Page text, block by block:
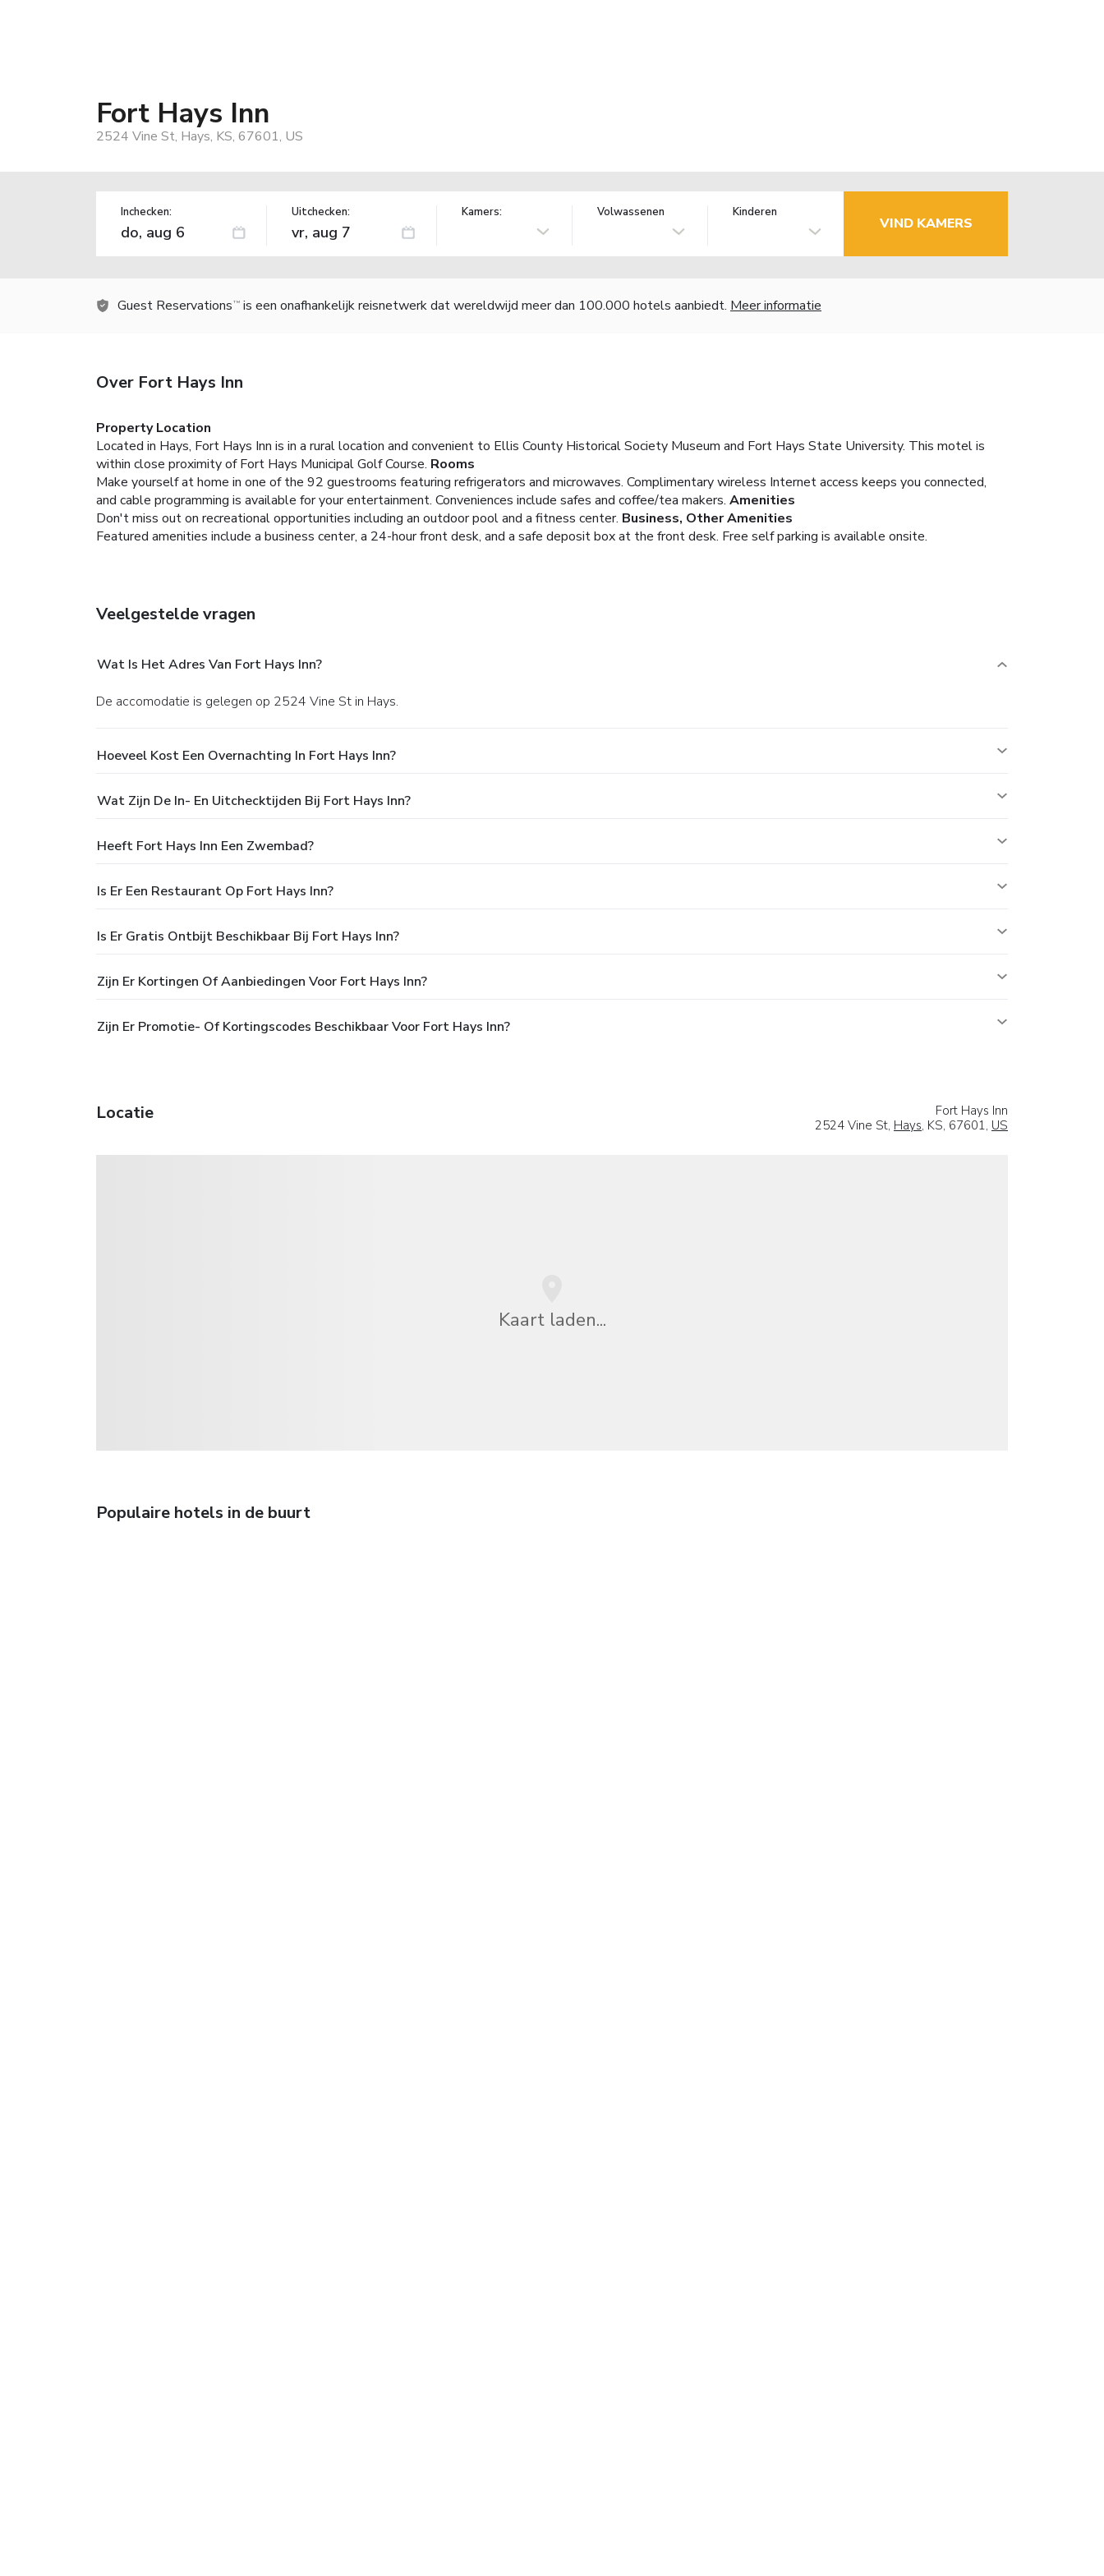
Fort Hays Inn
2524 Vine St, Hays, KS, 67601, US
Inchecken: Uitchecken: Kamers: Volwassenen Kinderen
VIND KAMERS
Guest Reservations TM is een onafhankelijk reisnetwerk dat wereldwijd meer dan 100.000 hotels aanbiedt. Meer informatie
Over Fort Hays Inn
Property Location
Located in Hays, Fort Hays Inn is in a rural location and convenient to Ellis County Historical Society Museum and Fort Hays State University. This motel is
within close proximity of Fort Hays Municipal Golf Course. Rooms
Make yourself at home in one of the 92 guestrooms featuring refrigerators and microwaves. Complimentary wireless Internet access keeps you connected,
and cable programming is available for your entertainment. Conveniences include safes and coffee/tea makers. Amenities
Don't miss out on recreational opportunities including an outdoor pool and a fitness center. Business, Other Amenities
Featured amenities include a business center, a 24-hour front desk, and a safe deposit box at the front desk. Free self parking is available onsite.
Veelgestelde vragen
Wat Is Het Adres Van Fort Hays Inn?
De accomodatie is gelegen op 2524 Vine St in Hays.
Hoeveel Kost Een Overnachting In Fort Hays Inn?
Wat Zijn De In- En Uitchecktijden Bij Fort Hays Inn?
Heeft Fort Hays Inn Een Zwembad?
Is Er Een Restaurant Op Fort Hays Inn?
Is Er Gratis Ontbijt Beschikbaar Bij Fort Hays Inn?
Zijn Er Kortingen Of Aanbiedingen Voor Fort Hays Inn?
Zijn Er Promotie- Of Kortingscodes Beschikbaar Voor Fort Hays Inn?
Locatie
Fort Hays Inn
2524 Vine St, Hays, KS, 67601, US
Kaart laden...
Populaire hotels in de buurt